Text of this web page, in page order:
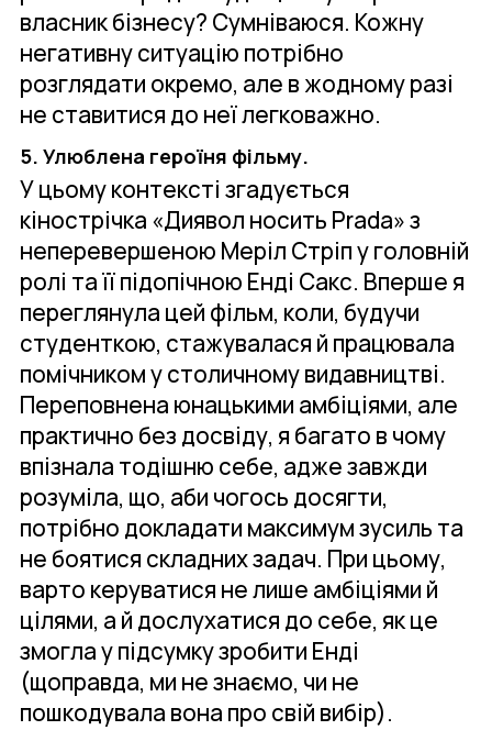
власник бізнесу? Сумніваюся. Кожну
негативну ситуацію потрібно
розглядати окремо, але в жодному разі
не ставитися до неї легковажно.
5. Улюблена героїня фільму.
У цьому контексті згадується
кінострічка «Диявол носить Prada» з
неперевершеною Меріл Стріп у головній
ролі та її підопічною Енді Сакс. Вперше я
переглянула цей фільм, коли, будучи
студенткою, стажувалася й працювала
помічником у столичному видавництві.
Переповнена юнацькими амбіціями, але
практично без досвіду, я багато в чому
впізнала тодішню себе, адже завжди
розуміла, що, аби чогось досягти,
потрібно докладати максимум зусиль та
не боятися складних задач. При цьому,
варто керуватися не лише амбіціями й
цілями, а й дослухатися до себе, як це
змогла у підсумку зробити Енді
(щоправда, ми не знаємо, чи не
пошкодувала вона про свій вибір).